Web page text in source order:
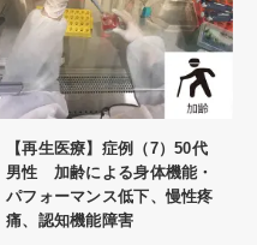
【再生医療】症例（7）50代
男性 加齢による身体機能・
パフォーマンス低下、慢性疼
痛、認知機能障害